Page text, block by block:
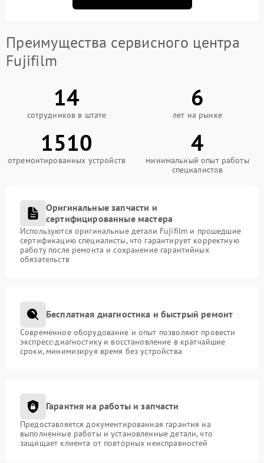
Преимущества сервисного центра
Fujifilm
14
сотрудников в штате
6
лет на рынке
1510
отремонтированных устройств
4
минимальный опыт работы
специалистов
Оригинальные запчасти и
сертифицированные мастера
Используются оригинальные детали Fujifilm и прошедшие
сертификацию специалисты, что гарантирует корректную
работу после ремонта и сохранение гарантийных
обязательств
Бесплатная диагностика и быстрый ремонт
Современное оборудование и опыт позволяют провести
экспресс-диагностику и восстановление в кратчайшие
сроки, минимизируя время без устройства
Гарантия на работы и запчасти
Предоставляется документированная гарантия на
выполненные работы и установленные детали, что
защищает клиента от повторных неисправностей